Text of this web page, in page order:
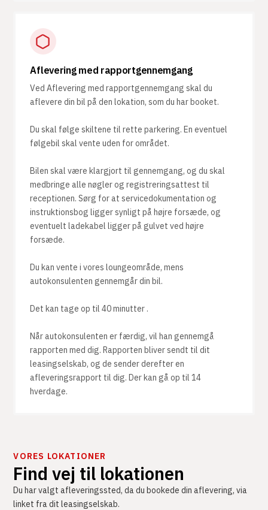
Aflevering med rapportgennemgang
Ved Aflevering med rapportgennemgang skal du
aflevere din bil på den lokation, som du har booket.
Du skal følge skiltene til rette parkering. En eventuel
følgebil skal vente uden for området.
Bilen skal være klargjort til gennemgang, og du skal
medbringe alle nøgler og registreringsattest til
receptionen. Sørg for at servicedokumentation og
instruktionsbog ligger synligt på højre forsæde, og
eventuelt ladekabel ligger på gulvet ved højre
forsæde.
Du kan vente i vores loungeområde, mens
autokonsulenten gennemgår din bil.
Det kan tage op til 40 minutter .
Når autokonsulenten er færdig, vil han gennemgå
rapporten med dig. Rapporten bliver sendt til dit
leasingselskab, og de sender derefter en
afleveringsrapport til dig. Der kan gå op til 14
hverdage.
VORES LOKATIONER
Find vej til lokationen
Du har valgt afleveringssted, da du bookede din aflevering, via
linket fra dit leasingselskab.